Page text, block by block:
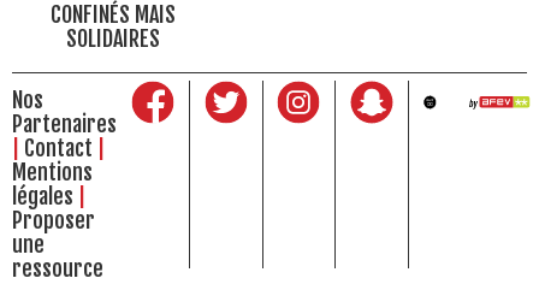
CONFINÉS MAIS
SOLIDAIRES
Nos
Partenaires
Contact
Mentions
légales
Proposer
une
ressource